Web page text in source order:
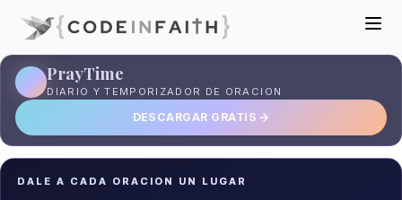
PrayTime
DIARIO Y TEMPORIZADOR DE ORACION
DESCARGAR GRATIS
DALE A CADA ORACION UN LUGAR